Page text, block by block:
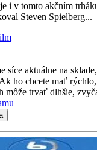
i v tomto akčním
Steven Spielberg...
síce aktuálne na
ho chcete mať
môže trvať dlhšie,